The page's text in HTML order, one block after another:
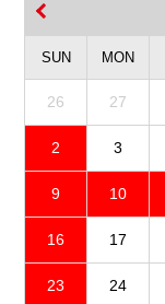
SUN MON
26 27
2 3
9 10
16 17
23 24